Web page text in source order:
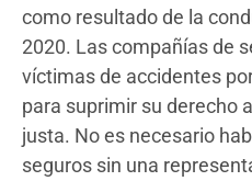
como resultado de la
2020. Las compañías de
víctimas de accidentes
para suprimir su derecho
justa. No es necesario
seguros sin una